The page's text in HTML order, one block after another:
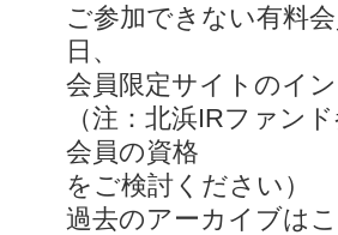
ご参加できない有料
日、
会員限定サイトのイ
（注：北浜IRファン
会員の資格
をご検討ください）
過去のアーカイブ